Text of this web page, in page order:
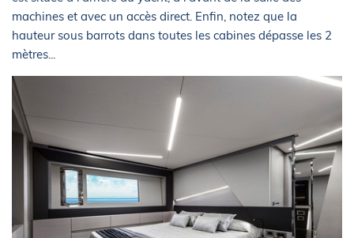
machines et avec un accès direct. Enfin, notez que la
hauteur sous barrots dans toutes les cabines dépasse les 2
mètres...